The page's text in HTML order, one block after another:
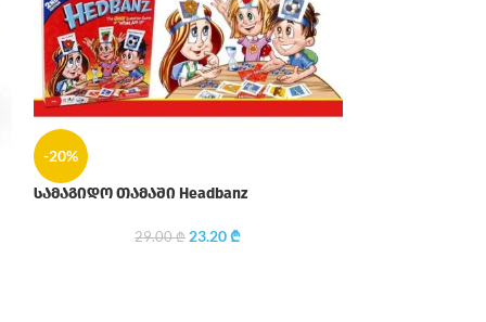
-20%
სამაგიდო თამაში Headbanz
29.00₾ 23.20₾